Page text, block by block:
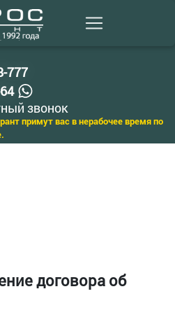
777
звонок
примут вас в нерабочее время по
договора об